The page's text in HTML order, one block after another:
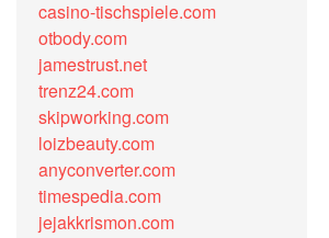
casino-tischspiele.com
otbody.com
jamestrust.net
trenz24.com
skipworking.com
loizbeauty.com
anyconverter.com
timespedia.com
jejakkrismon.com